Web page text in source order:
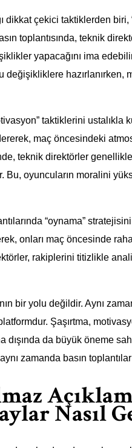
dikkat çekici taktiklerden biri,
toplantısında, teknik
yapacağını ima
hazırlanırken,
taktiklerini ustalıkla
maç öncesindeki
teknik direktörler genellikle
Bu, oyuncuların moralini
“oynama”
onları maç öncesinde
rakiplerini titizlikle
bir yolu değildir. Aynı
Şaşırtma,
da büyük öneme
zamanda basın
Nasıl